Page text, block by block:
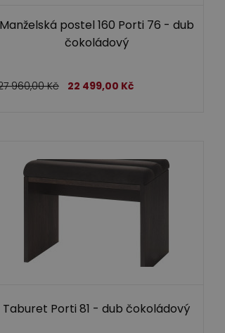
Manželská postel 160 Porti 76 - dub
čokoládový
960,00Kč 22 499,00 Kč
Taburet Porti 81 - dub čokoládový